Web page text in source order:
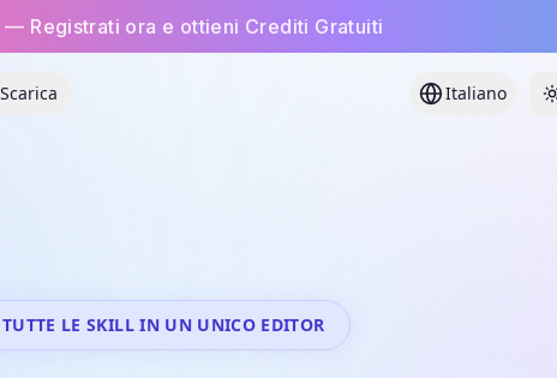
— Registrati ora e ottieni Crediti Gratuiti
Scarica Italiano
LE SKILL IN UN UNICO EDITOR